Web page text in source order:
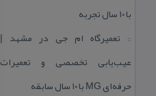
با ۱۰ سال تجربه
:: تعمیرگاه ام جی در مشهد |
عیب‌یابی تخصصی و تعمیرات
حرفه‌ای MG با ۱۰ سال سابقه